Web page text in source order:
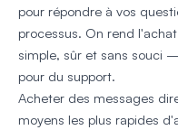
pour répondre à vos
processus. On rend
simple, sûr et sans souci
pour du support.
Acheter des messages
moyens les plus rapides